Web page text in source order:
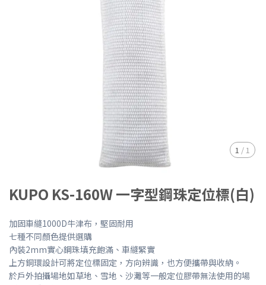
1 / 1
KUPO KS-160W 一字型鋼珠定位標(白)
加固車縫1000D牛津布，堅固耐用
七種不同顏色提供選購
內裝2mm實心鋼珠填充飽滿、車縫緊實
上方銅環設計可將定位標固定，方向辨識，也方便攜帶與收納。
於戶外拍攝場地如草地、雪地、沙灘等一般定位膠帶無法使用的場